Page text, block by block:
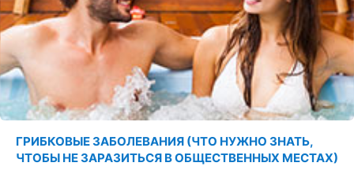
ГРИБКОВЫЕ ЗАБОЛЕВАНИЯ (ЧТО НУЖНО ЗНАТЬ,
ЧТОБЫ НЕ ЗАРАЗИТЬСЯ В ОБЩЕСТВЕННЫХ МЕСТАХ)